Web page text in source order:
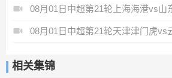
08月01日中超第21轮上海海港vs山
08月01日中超第21轮天津津门虎vs
相关集锦